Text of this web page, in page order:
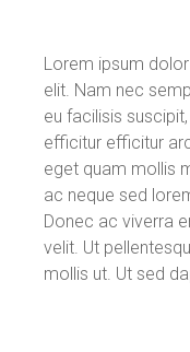
Lorem ipsum
elit. Nam nec
eu facilisis
efficitur efficitur
eget quam mollis
ac neque sed
Donec ac viverra
velit. Ut
mollis ut. Ut sed